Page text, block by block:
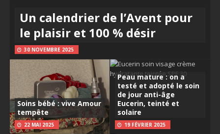
Un calendrier de l’Avent pour
le plaisir et 100 % désir
30 NOVEMBRE 2025
Soins bébé : vive Amour
tempête
22 MAI 2025
Peau mature : on a
testé et adopté le soin
de jour anti-âge
Eucerin, teinté et
solaire
19 FÉVRIER 2025